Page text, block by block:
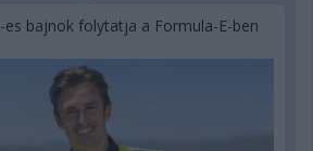
es bajnok folytatja a Formula-E-ben